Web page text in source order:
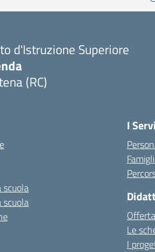
d'Istruzione Superiore
(RC)
scuola
scuola
I
Le
I